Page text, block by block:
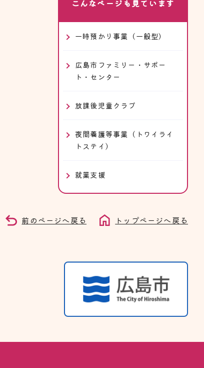
こんなページも見ています
一時預かり事業（一般型）
広島市ファミリー・サポー
ト・センター
放課後児童クラブ
夜間養護等事業（トワイライ
トステイ）
就業支援
前のページへ戻る トップページへ戻る